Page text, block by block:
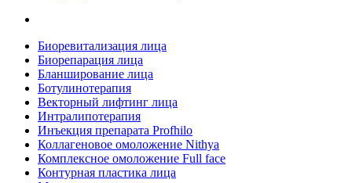
Биоревитализация лица
Биорепарация лица
Бланширование лица
Ботулинотерапия
Векторный лифтинг лица
Интралипотерапия
Инъекция препарата Profhilo
Коллагеновое омоложение Nithya
Комплексное омоложение Full face
Контурная пластика лица